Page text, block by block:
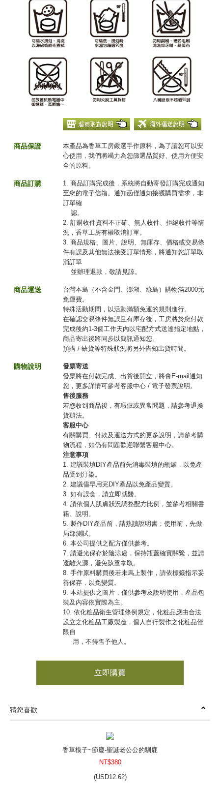
商品保證
本產品為香草工房嚴選手作原料，為了讓您可以安
心使用，我們將竭力為您篩選品質好、使用方便安
全的原料。
商品訂購
1. 商品訂購完成後，系統將自動寄發訂購完成通知
至您的電子信箱。通知函僅通知接獲購買需求，非
訂單確
認。
2. 訂購收件資料不正確、無人收件、拒絕收件等情
況，香草工房有權取消訂單。
3. 商品規格、圖片、說明、無庫存、價格或交易條
件有誤及其他無法接受訂單情形，將通知您訂單取
消訂單
並辦理退款，敬請見諒。
商品運送
台灣本島（不含金門、澎湖、綠島）購物滿2000元
免運費。
特殊活動期間，以活動滿額免運的規則進行。
在確認交易條件無誤且有庫存後，工房將於您付款
完成後約1-3個工作天內以宅配方式送達指定地點，
商品寄出後將同步以簡訊通知您。
預購 / 缺貨等特殊狀況將另外告知出貨時間。
購物說明
發票寄送
發票將在付款完成、出貨後開立，將會E-mail通知
您，更多詳情可參考客服中心 / 電子發票說明。
售後服務
若您收到商品後，有瑕疵或異常問題，請參考退換
貨辦法。
客服中心
有關購買、付款及運送方式的更多說明，請參考購
物流程，如仍有問題歡迎聯繫客服中心。
注意事項
1. 建議裝填DIY產品前先消毒裝填的瓶罐，以免產
品受到汙染。
2. 建議儘早用完DIY產品以免產品變質。
3. 如有誤食，請立即就醫。
4. 請依個人肌膚狀況調整配方比例，並參考相關書
籍、說明。
5. 製作DIY產品前，請熟讀說明書；使用前，先做
局部測試。
6. 本公司提供之配方僅供參考。
7. 請避光保存於陰涼處，保持瓶蓋確實關緊，並請
遠離火源，避免孩童拿取。
8. 手作原料購買後若未馬上製作，請依標籤指示妥
善保存，以免變質。
9. 本站提供之圖片，僅供參考及說明使用，產品包
裝及內容依實際為主。
10. 依化粧品衛生管理條例規定，化粧品應由合法
設立之化粧品工廠製造，個人自行製作之化粧品僅
限自
用，不得售予他人。
立即購買
猜您喜歡
香草模子~節慶-聖誕老公公的馴鹿
NT$380
(USD12.62)